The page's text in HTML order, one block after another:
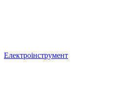
Електроінструмент